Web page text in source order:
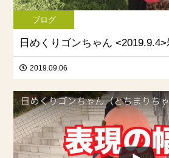
ブログ
日めくりゴンちゃん
2019.09.06